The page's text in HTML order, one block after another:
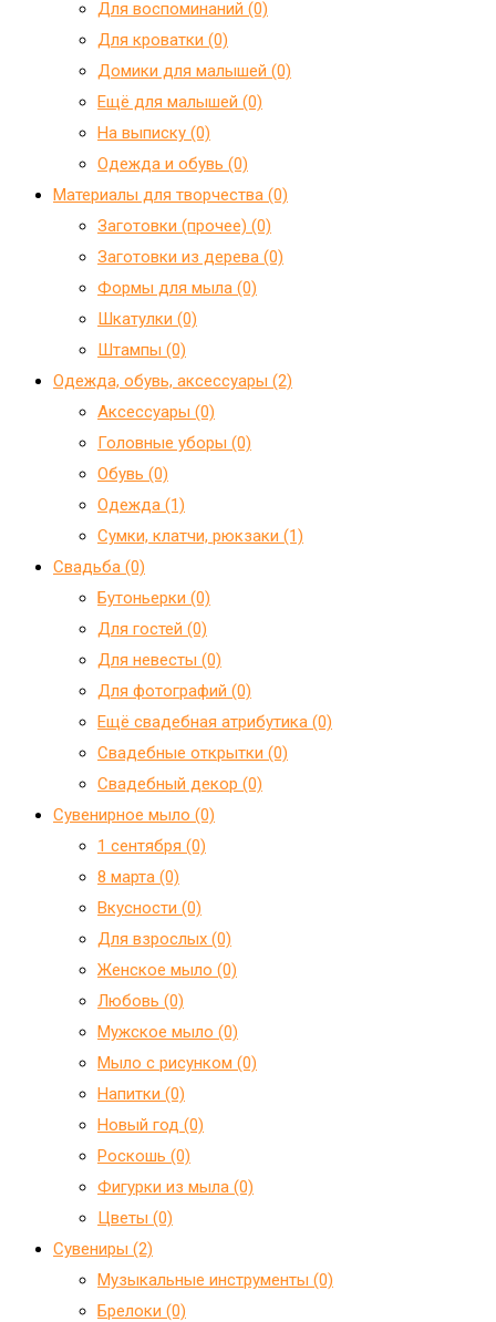
Для воспоминаний (0)
Для кроватки (0)
Домики для малышей (0)
Ещё для малышей (0)
На выписку (0)
Одежда и обувь (0)
Материалы для творчества (0)
Заготовки (прочее) (0)
Заготовки из дерева (0)
Формы для мыла (0)
Шкатулки (0)
Штампы (0)
Одежда, обувь, аксессуары (2)
Аксессуары (0)
Головные уборы (0)
Обувь (0)
Одежда (1)
Сумки, клатчи, рюкзаки (1)
Свадьба (0)
Бутоньерки (0)
Для гостей (0)
Для невесты (0)
Для фотографий (0)
Ещё свадебная атрибутика (0)
Свадебные открытки (0)
Свадебный декор (0)
Сувенирное мыло (0)
1 сентября (0)
8 марта (0)
Вкусности (0)
Для взрослых (0)
Женское мыло (0)
Любовь (0)
Мужское мыло (0)
Мыло с рисунком (0)
Напитки (0)
Новый год (0)
Роскошь (0)
Фигурки из мыла (0)
Цветы (0)
Сувениры (2)
Mузыкальные инструменты (0)
Брелоки (0)